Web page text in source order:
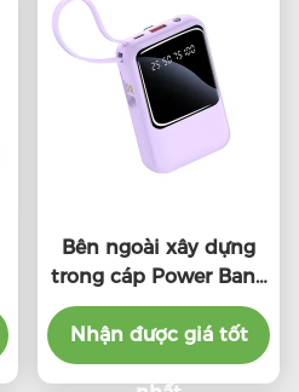
Bên ngoài xây dựng
trong cáp Power Bank
20W Với đèn chỉ số
LED
Nhận được giá tốt